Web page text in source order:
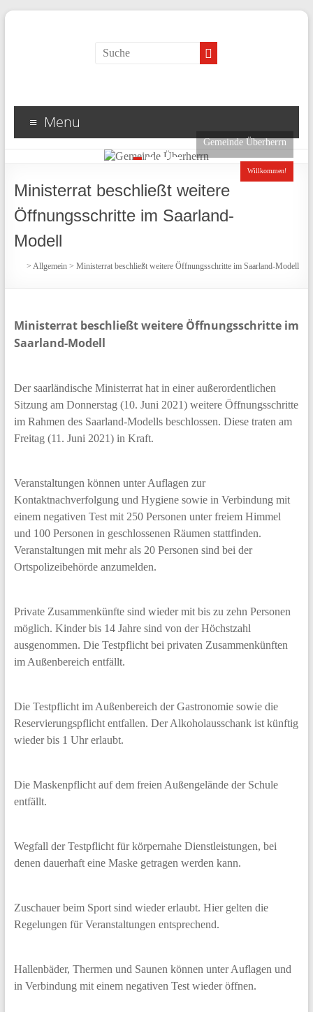
Menu
Gemeinde Überherrn
Willkommen!
1 2 3 4
Ministerrat beschließt weitere
Öffnungsschritte im Saarland-
Modell
>Allgemein >Ministerrat beschließt weitere Öffnungsschritte im Saarland-Modell
Ministerrat beschließt weitere Öffnungsschritte im
Saarland-Modell
Der saarländische Ministerrat hat in einer außerordentlichen
Sitzung am Donnerstag (10. Juni 2021) weitere Öffnungsschritte
im Rahmen des Saarland-Modells beschlossen. Diese traten am
Freitag (11. Juni 2021) in Kraft.
Veranstaltungen können unter Auflagen zur
Kontaktnachverfolgung und Hygiene sowie in Verbindung mit
einem negativen Test mit 250 Personen unter freiem Himmel
und 100 Personen in geschlossenen Räumen stattfinden.
Veranstaltungen mit mehr als 20 Personen sind bei der
Ortspolizeibehörde anzumelden.
Private Zusammenkünfte sind wieder mit bis zu zehn Personen
möglich. Kinder bis 14 Jahre sind von der Höchstzahl
ausgenommen. Die Testpflicht bei privaten Zusammenkünften
im Außenbereich entfällt.
Die Testpflicht im Außenbereich der Gastronomie sowie die
Reservierungspflicht entfallen. Der Alkoholausschank ist künftig
wieder bis 1 Uhr erlaubt.
Die Maskenpflicht auf dem freien Außengelände der Schule
entfällt.
Wegfall der Testpflicht für körpernahe Dienstleistungen, bei
denen dauerhaft eine Maske getragen werden kann.
Zuschauer beim Sport sind wieder erlaubt. Hier gelten die
Regelungen für Veranstaltungen entsprechend.
Hallenbäder, Thermen und Saunen können unter Auflagen und
in Verbindung mit einem negativen Test wieder öffnen.